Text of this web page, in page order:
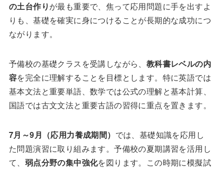
の土台作りが最も重要で、焦って応用問題に手を出すよ
りも、基礎を確実に身につけることが長期的な成功につ
ながります。
予備校の基礎クラスを受講しながら、 教科書レベルの内
容を完全に理解することを目標とします。特に英語では
基本文法と重要単語、数学では公式の理解と基本計算、
国語では古文文法と重要古語の習得に重点を置きます。
7月～9月（応用力養成期間） では、基礎知識を応用し
た問題演習に取り組みます。予備校の夏期講習を活用し
て、 弱点分野の集中強化を図ります。この時期に模擬試